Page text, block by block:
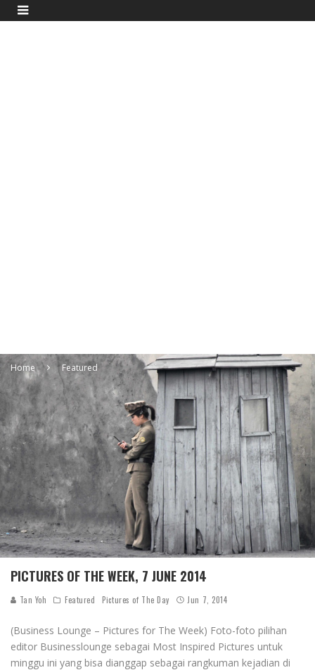
Home Featured
PICTURES OF THE WEEK, 7 JUNE 2014
Tan Yoh Featured Pictures of The Day Jun 7, 2014
(Business Lounge – Pictures for The Week) Foto-foto pilihan
editor Businesslounge sebagai Most Inspired Pictures untuk
minggu ini yang bisa dianggap sebagai rangkuman kejadian di